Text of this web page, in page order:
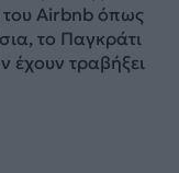
του Airbnb όπως
το Παγκράτι
έχουν τραβήξει